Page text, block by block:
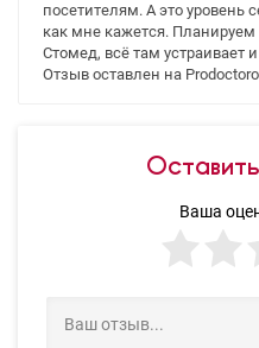
посетителям. А это уровень
как мне кажется.
Стомед, всё там устраивает
Отзыв оставлен на
Ваша